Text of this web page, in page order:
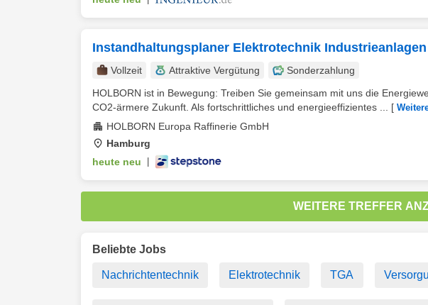
Instandhaltungsplaner Elektrotechnik Industrieanlagen
Vollzeit Attraktive Vergütung
Sonderzahlung
HOLBORN ist in Bewegung: Treiben Sie gemeinsam mit uns die
CO2-ärmere Zukunft. Als fortschrittliches und energieeffizientes ...
[
HOLBORN Europa Raffinerie GmbH
Hamburg
heute neu
WEITERE TREFFER
Beliebte Jobs
Nachrichtentechnik Elektrotechnik TGA